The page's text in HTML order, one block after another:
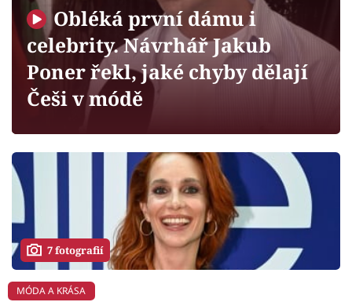
Sledujte prima+
Filmový festival Karlovy Vary
Mámy sobě
Sledujte nás
Obléká první dámu i
celebrity. Návrhář Jakub
Poner řekl, jaké chyby dělají
Češi v módě
7 fotografií
MÓDA A KRÁSA